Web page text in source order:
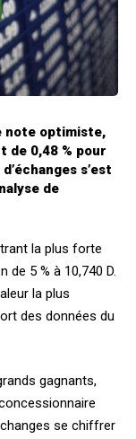
note optimiste,
de 0,48 % pour
s’est
de
la plus forte
de 5 % à 10,740 D.
la plus
des données du
gagnants,
se chiffrer